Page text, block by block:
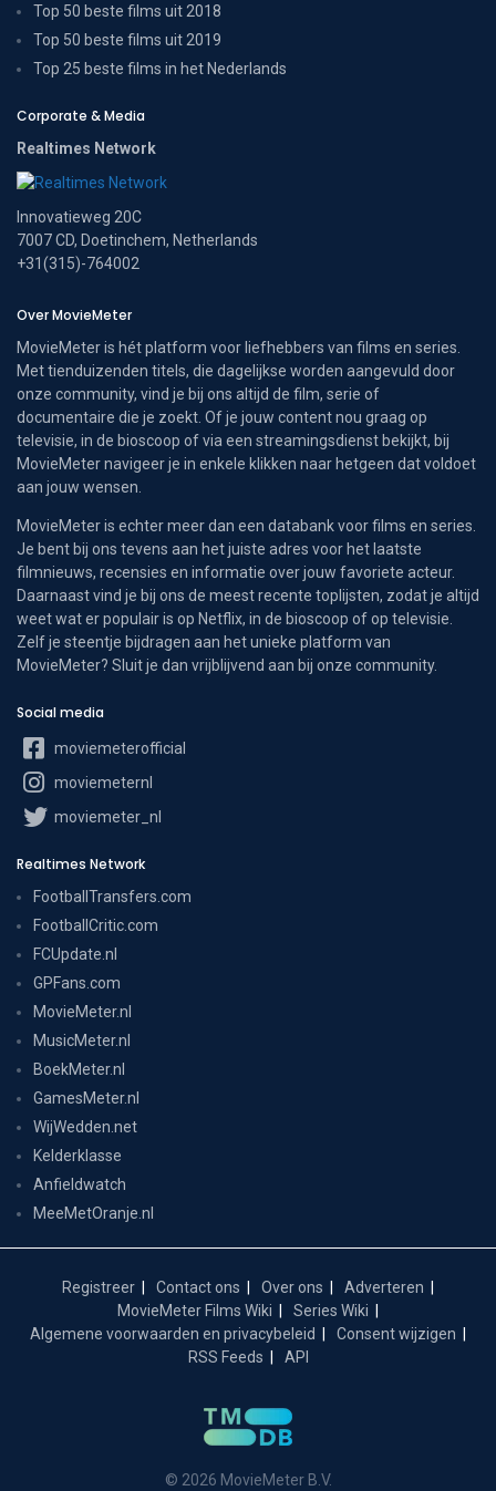
Top 50 beste films uit 2018
Top 50 beste films uit 2019
Top 25 beste films in het Nederlands
Corporate & Media
Realtimes Network
Innovatieweg 20C
7007 CD, Doetinchem, Netherlands
+31(315)-764002
Over MovieMeter
MovieMeter is hét platform voor liefhebbers van films en series.
Met tienduizenden titels, die dagelijkse worden aangevuld door
onze community, vind je bij ons altijd de film, serie of
documentaire die je zoekt. Of je jouw content nou graag op
televisie, in de bioscoop of via een streamingsdienst bekijkt, bij
MovieMeter navigeer je in enkele klikken naar hetgeen dat voldoet
aan jouw wensen.
MovieMeter is echter meer dan een databank voor films en series.
Je bent bij ons tevens aan het juiste adres voor het laatste
filmnieuws, recensies en informatie over jouw favoriete acteur.
Daarnaast vind je bij ons de meest recente toplijsten, zodat je altijd
weet wat er populair is op Netflix, in de bioscoop of op televisie.
Zelf je steentje bijdragen aan het unieke platform van
MovieMeter? Sluit je dan vrijblijvend aan bij onze community.
Social media
moviemeterofficial
moviemeternl
moviemeter_nl
Realtimes Network
FootballTransfers.com
FootballCritic.com
FCUpdate.nl
GPFans.com
MovieMeter.nl
MusicMeter.nl
BoekMeter.nl
GamesMeter.nl
WijWedden.net
Kelderklasse
Anfieldwatch
MeeMetOranje.nl
Registreer Contact ons Over ons
Adverteren
MovieMeter Films Wiki
Series Wiki
Algemene voorwaarden en privacybeleid
Consent wijzigen
RSS Feeds
API
© 2026 MovieMeter B.V.